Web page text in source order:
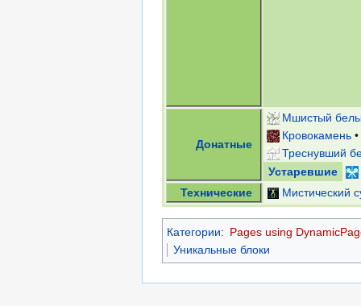
Донатные
Мшистый
Кровокамень
Треснувший
Устаревшие
Технические
Мистический
Категории: Pages using
Уникальные блоки